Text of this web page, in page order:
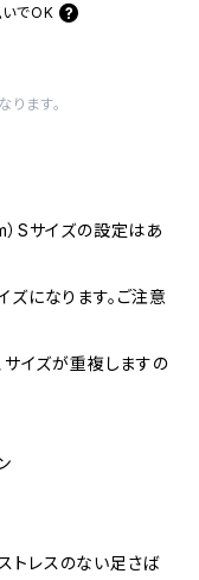
でOK
ます。
Sサイズの設定はあ
になります。ご注意
イズが重複しますの
トレスのない足さば